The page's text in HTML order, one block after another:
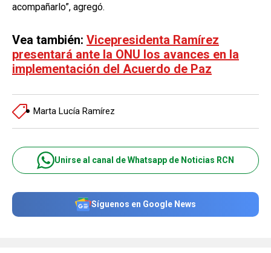
acompañarlo”, agregó.
Vea también: Vicepresidenta Ramírez
presentará ante la ONU los avances en la
implementación del Acuerdo de Paz
Marta Lucía Ramírez
Unirse al canal de Whatsapp de Noticias RCN
Síguenos en Google News